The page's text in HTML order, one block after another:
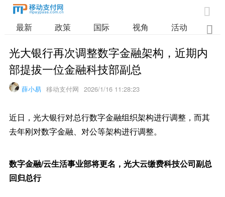

最新 政策 国际 视角 活动 业

光大银行再次调整数字金融架构，近期内
部提拔一位金融科技部副总
薛小易 移动支付网 2026/1/16 11:28:23
近日，光大银行对总行数字金融组织架构进行调整，而其
去年刚对数字金融、对公等架构进行调整。
数字金融/云生活事业部将更名，光大云缴费科技公司副总
回归总行